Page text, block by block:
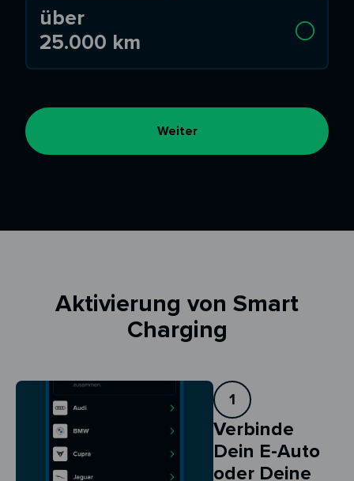
über
25.000 km
Weiter
Aktivierung von Smart
Charging
1
Verbinde
Dein E-Auto
oder Deine